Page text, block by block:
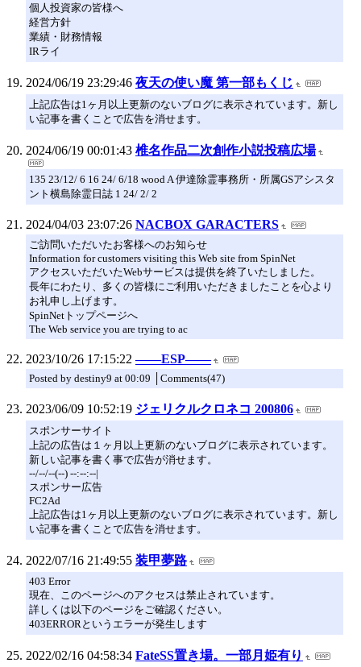
個人投資家の皆様へ
経営方針
業績・財務情報
IRライ
2024/06/19 23:29:46 夜天の使い魔 第一部もくじ
上記広告は1ヶ月以上更新のないブログに表示されています。新し
い記事を書くことで広告を消せます。
2024/06/19 00:01:43 椎名作品二次創作小説投稿広場
135 23/12/ 6 16 24/ 6/18 wood A 伊達除霊事務所・所属GSアシスタ
ント横島除霊日誌 1 24/ 2/ 2
2024/04/03 23:07:26 NACBOX GARACTERS
ご訪問いただいたお客様へのお知らせ
Information for customers visiting this Web site from SpinNet
アクセスいただいたWebサービスは提供を終了いたしました。
長年にわたり、多くの皆様にご利用いただきましたことを心より
お礼申し上げます。
SpinNetトップページへ
The Web service you are trying to ac
2023/10/26 17:15:22 ――ESP――
Posted by destiny9 at 00:09 │Comments(47)
2023/06/09 10:52:19 ジェリクルクロネコ 200806
スポンサーサイト
上記の広告は１ヶ月以上更新のないブログに表示されています。
新しい記事を書く事で広告が消せます。
--/--/--(--) --:--:--|
スポンサー広告
FC2Ad
上記広告は1ヶ月以上更新のないブログに表示されています。新し
い記事を書くことで広告を消せます。
2022/07/16 21:49:55 装甲夢路
403 Error
現在、このページへのアクセスは禁止されています。
詳しくは以下のページをご確認ください。
403ERRORというエラーが発生します
2022/02/16 04:58:34 FateSS置き場。一部月姫有り